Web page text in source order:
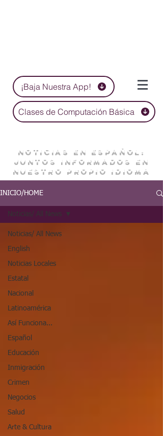
¡Baja Nuestra App!
Clases de Computación Básica
NOTICIAS EN ESPAÑOL:
JUNTOS INFORMADOS EN
NUESTRO PROPIO IDIOMA
INICIO/HOME
Noticias/ All News
English
Noticias Locales
Estatal
Nacional
Latinoamérica
Así Funciona...
Español
Educación
Inmigración
Crimen
Negocios
Salud
Arte & Cultura
Noticias/ All News